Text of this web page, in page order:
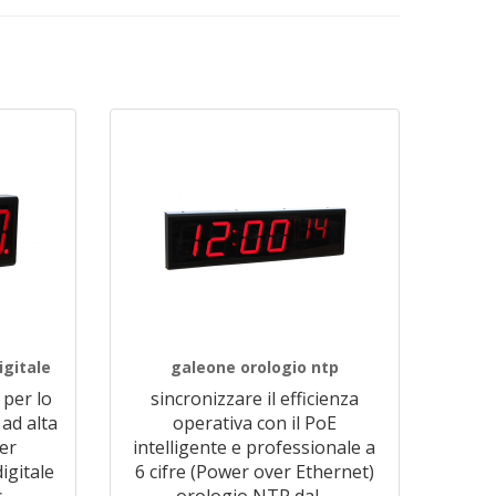
lo
alta
galeone orologio ntp
sincronizzare il efficienza
operativa con il PoE
intelligente e professionale a
6 cifre (Power over Ethernet)